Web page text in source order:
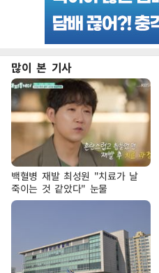
많이 본 기사
백혈병 재발 최성원 "치료가 날
죽이는 것 같았다" 눈물